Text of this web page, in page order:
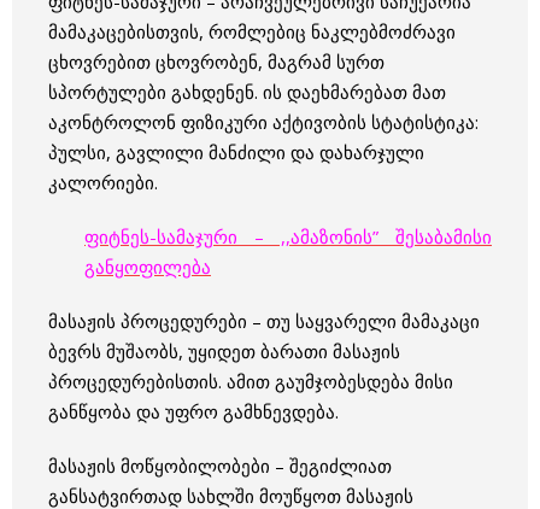
მამაკაცებისთვის, რომლებიც ნაკლებმოძრავი
ცხოვრებით ცხოვრობენ, მაგრამ სურთ
სპორტულები გახდენენ. ის დაეხმარებათ მათ
აკონტროლონ ფიზიკური აქტივობის სტატისტიკა:
პულსი, გავლილი მანძილი და დახარჯული
კალორიები.
ფიტნეს-სამაჯური – ,,ამაზონის” შესაბამისი
განყოფილება
მასაჟის პროცედურები – თუ საყვარელი მამაკაცი
ბევრს მუშაობს, უყიდეთ ბარათი მასაჟის
პროცედურებისთის. ამით გაუმჯობესდება მისი
განწყობა და უფრო გამხნევდება.
მასაჟის მოწყობილობები – შეგიძლიათ
განსატვირთად სახლში მოუწყოთ მასაჟის